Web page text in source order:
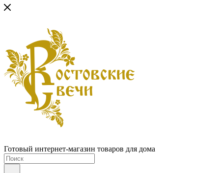
Готовый интернет-магазин товаров для дома